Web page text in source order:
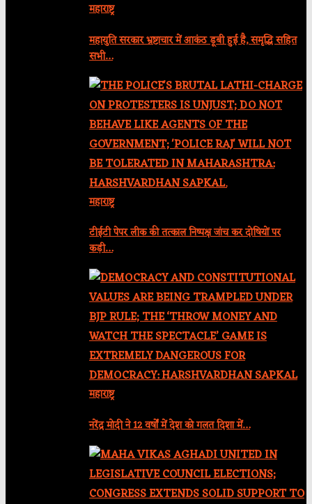
महाराष्ट्र
महायुति सरकार भ्रष्टाचार में आकंठ डूबी हुई है, समृद्धि सहित
सभी…
महाराष्ट्र
टीईटी पेपर लीक की तत्काल निष्पक्ष जांच कर दोषियों पर
कड़ी…
महाराष्ट्र
नरेंद्र मोदी ने 12 वर्षों में देश को गलत दिशा में…